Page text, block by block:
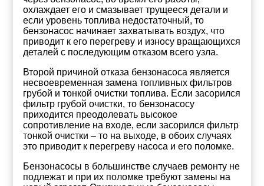
охлаждает его и смазывает трущееся детали и
если уровень топлива недостаточный, то
бензонасос начинает захватывать воздух, что
приводит к его перегреву и износу вращающихся
деталей с последующим отказом всего узла.
Второй причиной отказа бензонасоса является
несвоевременная замена топливных фильтров
грубой и тонкой очистки топлива. Если засорился
фильтр грубой очистки, то бензонасосу
приходится преодолевать высокое
сопротивление на входе, если засорился фильтр
тонкой очистки – то на выходе, в обоих случаях
это приводит к перегреву насоса и его поломке.
Бензонасосы в большинстве случаев ремонту не
подлежат и при их поломке требуют замены на